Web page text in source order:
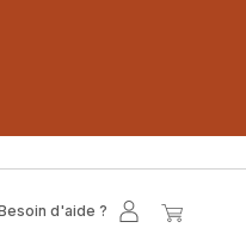
d'aide ?
Mon